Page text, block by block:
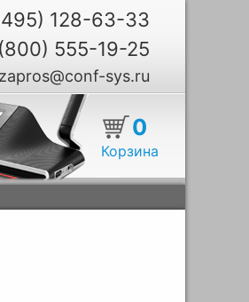
128-63-33
555-19-25
zapros@conf-sys.ru
0
Корзина